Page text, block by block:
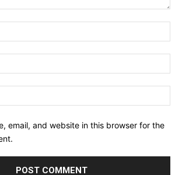
email, and website in this browser for the